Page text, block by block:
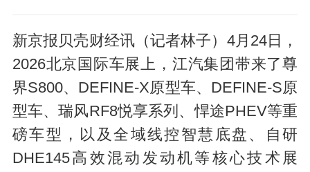
新京报贝壳财经讯（记者林子）4月24日，
2026北京国际车展上，江汽集团带来了尊
界S800、DEFINE-X原型车、DEFINE-S原
型车、瑞风RF8悦享系列、悍途PHEV等重
磅车型，以及全域线控智慧底盘、自研
DHE145高效混动发动机等核心技术展